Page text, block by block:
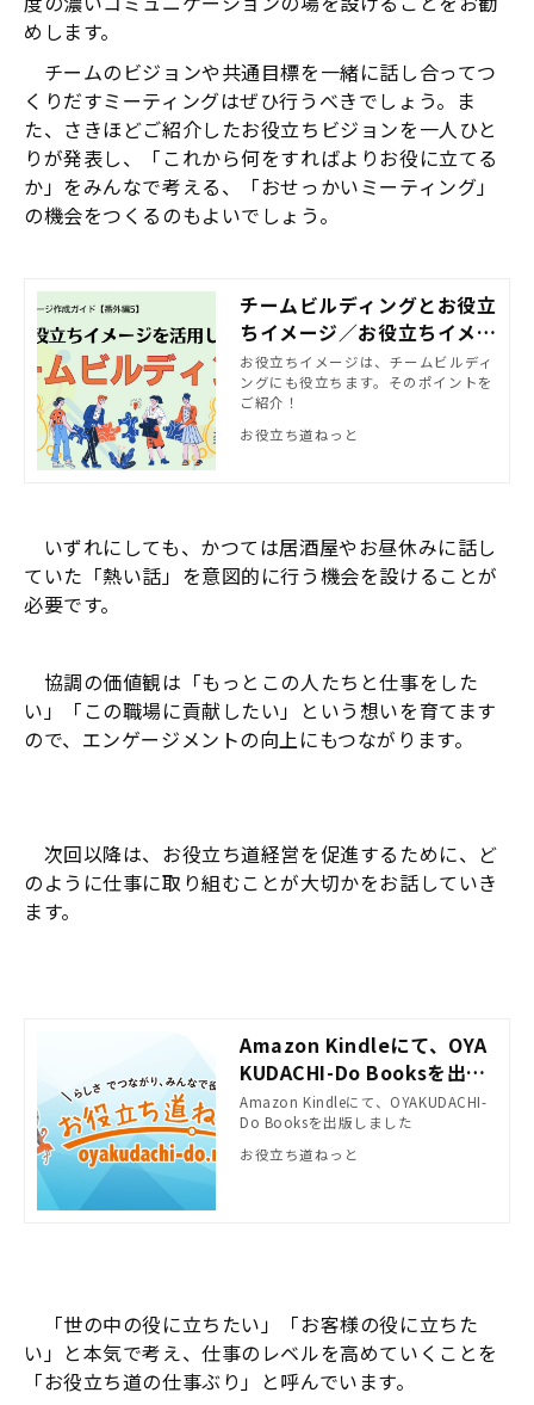
めします。
チームのビジョンや共通目標を一緒に話し合ってつ
くりだすミーティングはぜひ行うべきでしょう。ま
た、さきほどご紹介したお役立ちビジョンを一人ひと
りが発表し、「これから何をすればよりお役に立てる
か」をみんなで考える、「おせっかいミーティング」
の機会をつくるのもよいでしょう。
チームビルディングとお役立
ちイメージ／お役立ちイメー
ジ作成ガイド【番外編5】
お役立ちイメージは、チームビルディ
ングにも役立ちます。そのポイントを
ご紹介！
お役立ち道ねっと
いずれにしても、かつては居酒屋やお昼休みに話し
ていた「熱い話」を意図的に行う機会を設けることが
必要です。
協調の価値観は「もっとこの人たちと仕事をした
い」「この職場に貢献したい」という想いを育てます
ので、エンゲージメントの向上にもつながります。
次回以降は、お役立ち道経営を促進するために、ど
のように仕事に取り組むことが大切かをお話していき
ます。
Amazon Kindleにて、OYA
KUDACHI-Do Booksを出版
しました
Amazon Kindleにて、OYAKUDACHI-
Do Booksを出版しました
お役立ち道ねっと
「世の中の役に立ちたい」「お客様の役に立ちた
い」と本気で考え、仕事のレベルを高めていくことを
「お役立ち道の仕事ぶり」と呼んでいます。